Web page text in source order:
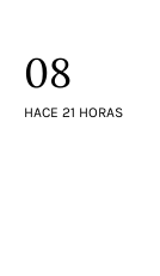
08
HACE 21 HORAS